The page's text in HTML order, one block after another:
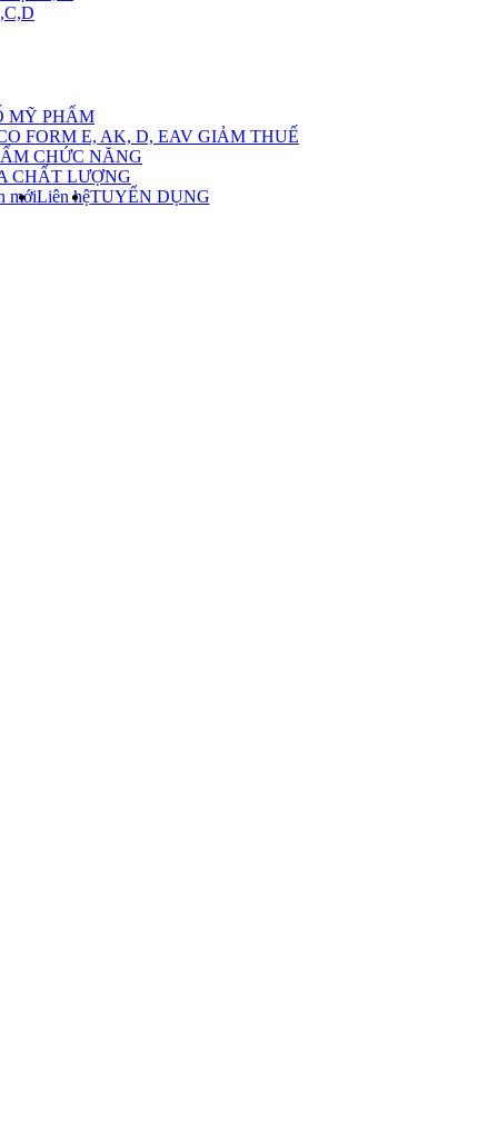
MỸ PHẨM
FORM E, AK, D, EAV GIẢM THUẾ
CHỨC NĂNG
CHẤT LƯỢNG
mớiLiên hệTUYỂN DỤNG